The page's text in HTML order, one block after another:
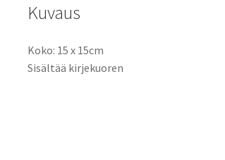
Kuvaus
Koko: 15 x 15cm
Sisältää kirjekuoren